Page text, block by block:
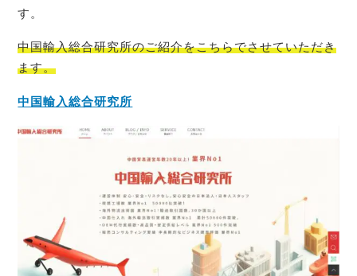
す。
中国輸入総合研究所のご紹介をこちらでさせていただき
ます。
中国輸入総合研究所